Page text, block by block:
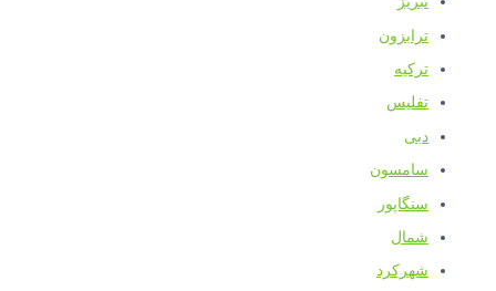
ترابزون
ترکیه
تفلیس
دبی
سامسون
سنگاپور
شمال
شهرکرد